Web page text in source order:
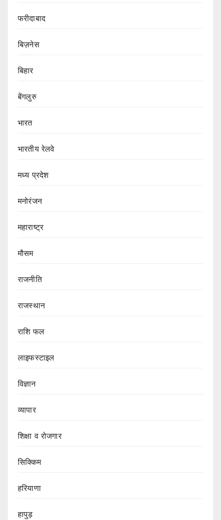
फरीदाबाद
बिज़नेस
बिहार
बेंगलुरु
भारत
भारतीय रेलवे
मध्य प्रदेश
मनोरंजन
महाराष्ट्र
मौसम
राजनीति
राजस्थान
राशि फल
लाइफस्टाइल
विज्ञान
व्यापार
शिक्षा व रोजगार
सिक्किम
हरियाणा
हापुड़